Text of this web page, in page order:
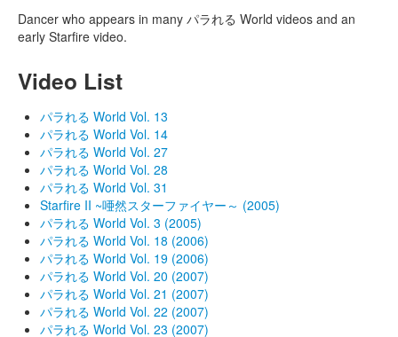
Dancer who appears in many パラれる World videos and an
early Starfire video.
Video List
パラれる World Vol. 13
パラれる World Vol. 14
パラれる World Vol. 27
パラれる World Vol. 28
パラれる World Vol. 31
Starfire II ~唖然スターファイヤー～ (2005)
パラれる World Vol. 3 (2005)
パラれる World Vol. 18 (2006)
パラれる World Vol. 19 (2006)
パラれる World Vol. 20 (2007)
パラれる World Vol. 21 (2007)
パラれる World Vol. 22 (2007)
パラれる World Vol. 23 (2007)